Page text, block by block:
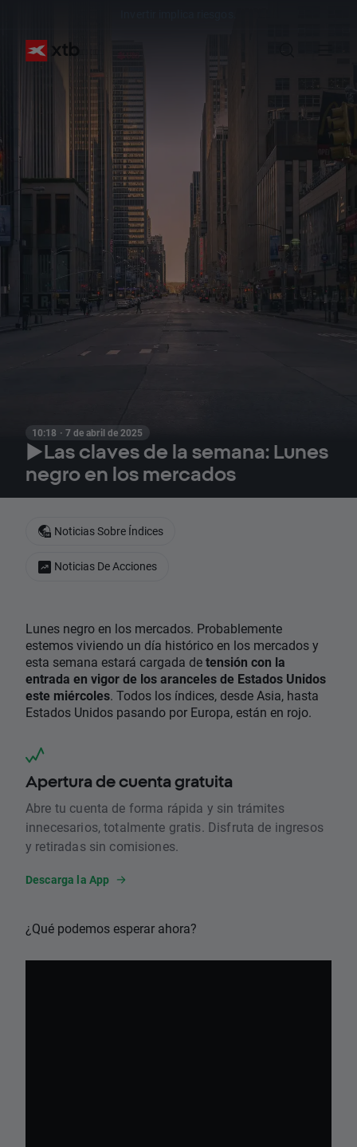
10:18 · 7 de abril de 2025
▶️Las claves de la semana: Lunes
negro en los mercados
Lunes negro en los mercados. Probablemente
estemos viviendo un día histórico en los mercados y
esta semana estará cargada detensión con la
entrada en vigor de los aranceles de Estados Unidos
este miércoles. Todos los índices, desde Asia, hasta
Estados Unidos pasando por Europa, están en rojo.
Apertura de cuenta gratuita
Abre tu cuenta de forma rápida y sin trámites
innecesarios, totalmente gratis. Disfruta de ingresos
y retiradas sin comisiones.
Descarga la App
¿Qué podemos esperar ahora?
Noticias Sobre Índices
Noticias De Acciones